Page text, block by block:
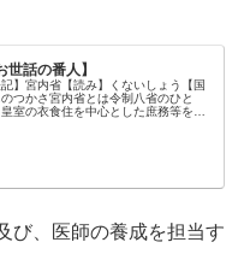
話の番人】
】宮内省【読み】くないしょう【国
つかさ宮内省とは令制八省のひと
室の衣食住を中心とした庶務等を担
び、医師の養成を担当す